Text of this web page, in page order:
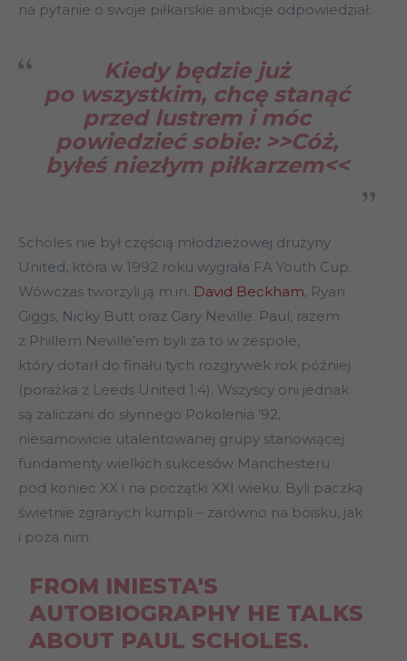
na pytanie o swoje piłkarskie ambicje odpowiedział:
Kiedy będzie już
po wszystkim, chcę stanąć
przed lustrem i móc
powiedzieć sobie: >>Cóż,
byłeś niezłym piłkarzem<<
Scholes nie był częścią młodzieżowej drużyny
United, która w 1992 roku wygrała FA Youth Cup.
Wówczas tworzyli ją m.in. David Beckham, Ryan
Giggs, Nicky Butt oraz Gary Neville. Paul, razem
z Phillem Neville’em byli za to w zespole,
który dotarł do finału tych rozgrywek rok później
(porażka z Leeds United 1:4). Wszyscy oni jednak
są zaliczani do słynnego Pokolenia ’92,
niesamowicie utalentowanej grupy stanowiącej
fundamenty wielkich sukcesów Manchesteru
pod koniec XX i na początki XXI wieku. Byli paczką
świetnie zgranych kumpli – zarówno na boisku, jak
i poza nim.
FROM INIESTA'S
AUTOBIOGRAPHY HE TALKS
ABOUT PAUL SCHOLES.